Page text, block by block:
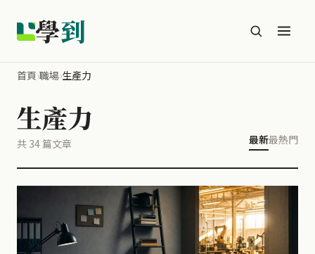
學到
首頁›職場›生產力
生產力
共 34 篇文章 最新最熱門